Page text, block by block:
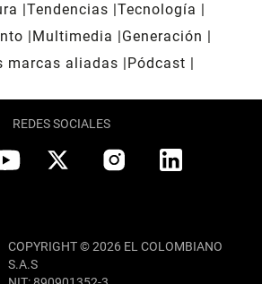
Tendencias Tecnología
Multimedia
Generación
marcas aliadas
Pódcast
REDES SOCIALES
COPYRIGHT © 2026 EL COLOMBIANO
S.A.S